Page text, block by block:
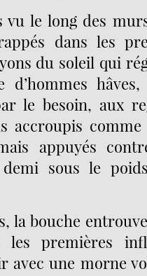
vu le long des
dans les
du soleil qui
d’hommes
le besoin, aux
accroupis
appuyés
demi sous le
la bouche
premières
avec une morne